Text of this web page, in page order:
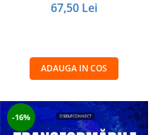
67,50 Lei
ADAUGA IN COS
-16%